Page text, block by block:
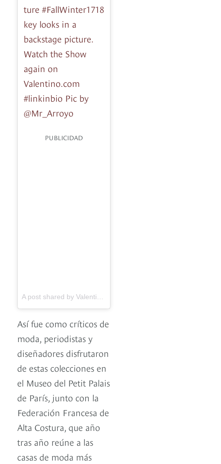
ture #FallWinter1718
key looks in a
backstage picture.
Watch the Show
again on
Valentino.com
#linkinbio Pic by
@Mr_Arroyo
PUBLICIDAD
Así fue como críticos de
moda, periodistas y
diseñadores disfrutaron
de estas colecciones en
el Museo del Petit Palais
de París, junto con la
Federación Francesa de
Alta Costura, que año
tras año reúne a las
casas de moda más